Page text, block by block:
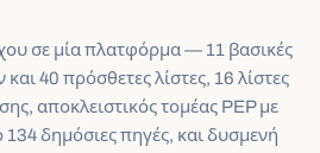
σε μία πλατφόρμα — 11 βασικές
40 πρόσθετες λίστες, 16 λίστες
αποκλειστικός τομέας PEP με
δημόσιες πηγές, και δυσμενή